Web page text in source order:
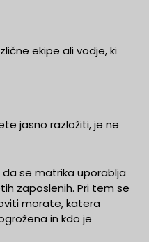
ekipe ali vodje, ki
jasno razložiti, je ne
se matrika uporablja
zaposlenih. Pri tem se
morate, katera
in kdo je